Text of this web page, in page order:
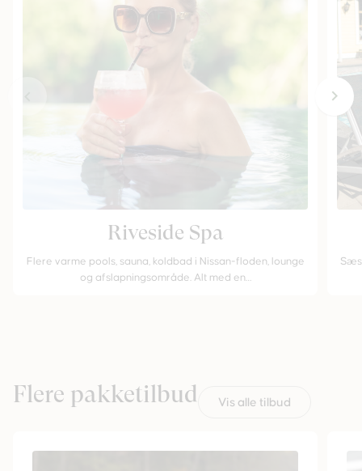
Riveside Spa
Flere varme pools, sauna, koldbad i Nissan-floden, lounge
og afslapningsområde. Alt med en…
Flere pakketilbud Vis alle tilbud